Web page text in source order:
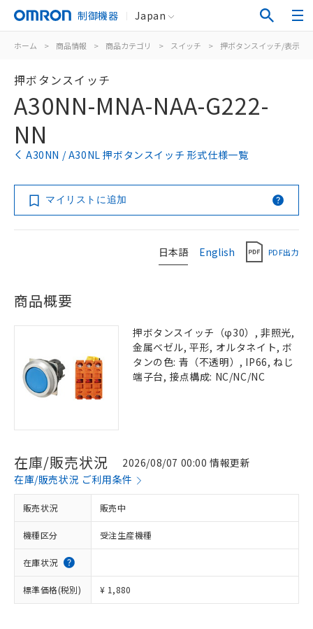
制御機器 Japan
ホーム > 商品情報 > 商品カテゴリ > スイッチ > 押ボタンスイッチ/表示灯
押ボタンスイッチ
A30NN-MNA-NAA-G222-
NN
A30NN / A30NL 押ボタンスイッチ 形式仕様一覧
マイリストに追加
日本語 English PDF出力
商品概要
押ボタンスイッチ（φ30）, 非照光,
金属ベゼル, 平形, オルタネイト, ボ
タンの色: 青（不透明）, IP66, ねじ
端子台, 接点構成: NC/NC/NC
在庫/販売状況
2026/08/07 00:00 情報更新
在庫/販売状況 ご利用条件
販売状況 販売中
機種区分 受注生産機種
在庫状況
標準価格(税別) ¥ 1,880